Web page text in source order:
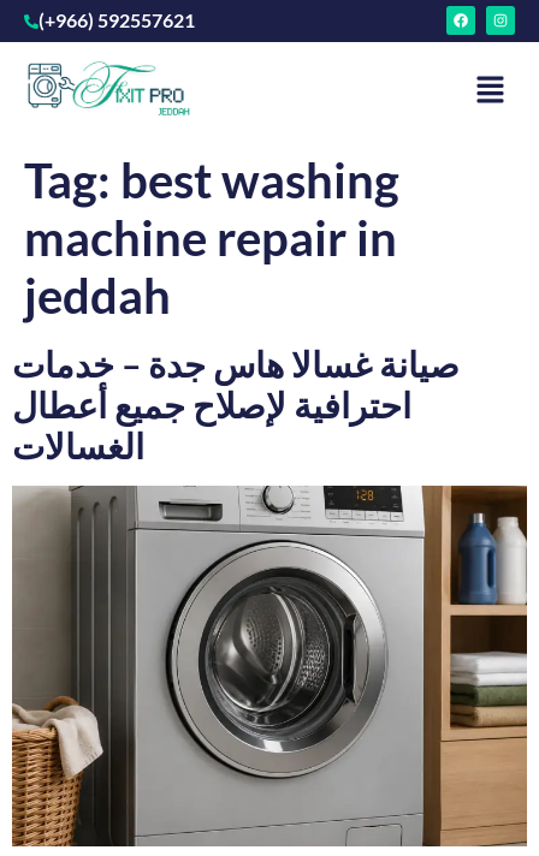
(+966) 592557621
Tag: best washing
machine repair in
jeddah
صيانة غسالا هاس جدة – خدمات
احترافية لإصلاح جميع أعطال
الغسالات